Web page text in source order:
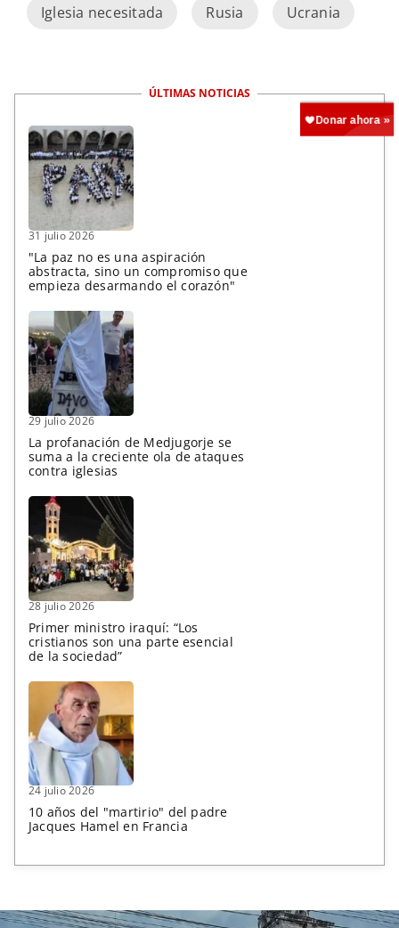
Iglesia necesitada Rusia Ucrania
ÚLTIMAS NOTICIAS
31 julio 2026
"La paz no es una aspiración
abstracta, sino un compromiso que
empieza desarmando el corazón"
29 julio 2026
La profanación de Medjugorje se
suma a la creciente ola de ataques
contra iglesias
28 julio 2026
Primer ministro iraquí: “Los
cristianos son una parte esencial
de la sociedad”
24 julio 2026
10 años del "martirio" del padre
Jacques Hamel en Francia